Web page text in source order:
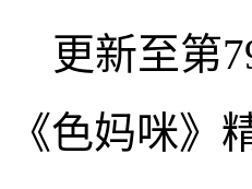
更新至第
《色妈咪》